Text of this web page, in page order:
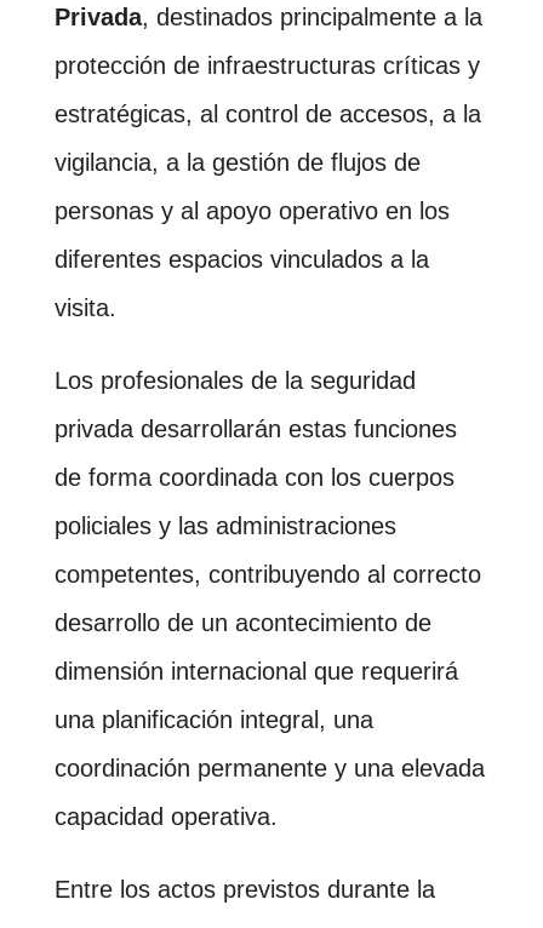
Privada, destinados principalmente a la
protección de infraestructuras críticas y
estratégicas, al control de accesos, a la
vigilancia, a la gestión de flujos de
personas y al apoyo operativo en los
diferentes espacios vinculados a la
visita.
Los profesionales de la seguridad
privada desarrollarán estas funciones
de forma coordinada con los cuerpos
policiales y las administraciones
competentes, contribuyendo al correcto
desarrollo de un acontecimiento de
dimensión internacional que requerirá
una planificación integral, una
coordinación permanente y una elevada
capacidad operativa.
Entre los actos previstos durante la